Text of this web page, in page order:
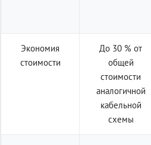
Экономия
стоимости
До 30 % от
общей
стоимости
аналогичной
кабельной
схемы